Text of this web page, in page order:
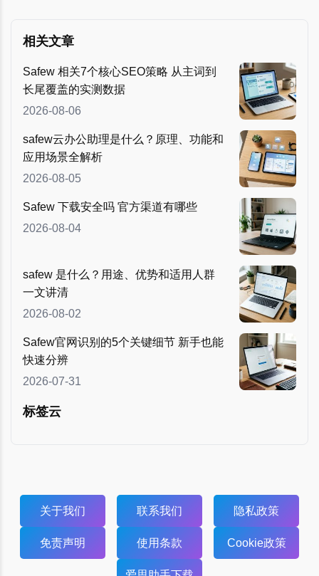
相关文章
Safew 相关7个核心SEO策略 从主词到
长尾覆盖的实测数据
2026-08-06
safew云办公助理是什么？原理、功能和
应用场景全解析
2026-08-05
Safew 下载安全吗 官方渠道有哪些
2026-08-04
safew 是什么？用途、优势和适用人群
一文讲清
2026-08-02
Safew官网识别的5个关键细节 新手也能
快速分辨
2026-07-31
标签云
关于我们 联系我们 隐私政策
免责声明 使用条款 Cookie政策